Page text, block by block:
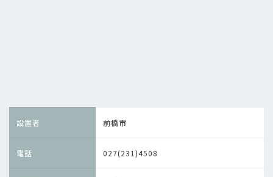
設置者 前橋市
電話 027(231)4508